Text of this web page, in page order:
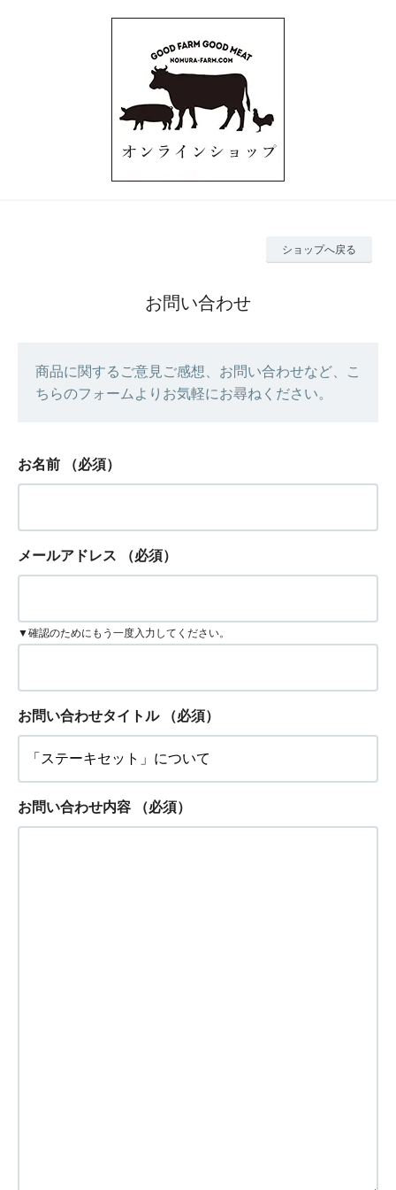
ショップへ戻る
お問い合わせ
商品に関するご意見ご感想、お問い合わせなど、こ
ちらのフォームよりお気軽にお尋ねください。
お名前 （必須）
メールアドレス （必須）
▼確認のためにもう一度入力してください。
お問い合わせタイトル （必須）
お問い合わせ内容 （必須）